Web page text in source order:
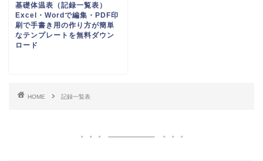
基礎体温表（記録一覧表）
Excel・Wordで編集・PDF印
刷で手書き用の作り方が簡単
なテンプレートを無料ダウン
ロード
HOME 記録一覧表